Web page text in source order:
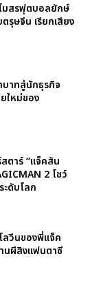
มสรฟุตบอลยักษ์
รุษจีน เรียกเสียง
บาทสู่นักธุรกิจ
ใหม่ของ
ตาร์ “แจ็คสัน
2 โชว์
ะดับโลก
ลวีนของพี่แจ็ค
านผีสิงแฟนตาซี